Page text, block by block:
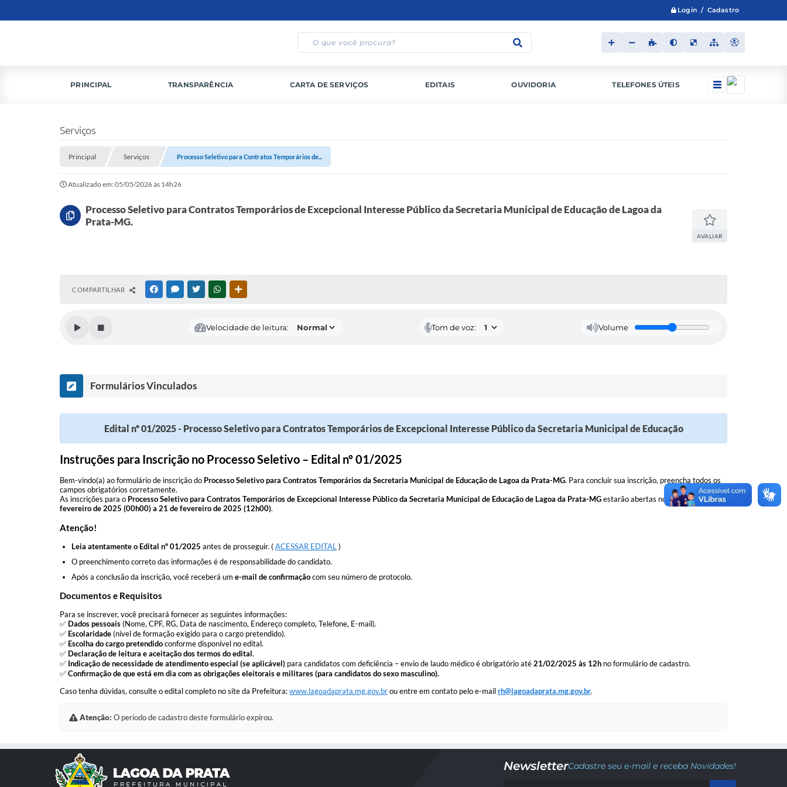
Login / Cadastro
PRINCIPAL TRANSPARÊNCIA CARTA DE SERVIÇOS EDITAIS OUVIDORIA TELEFONES ÚTEIS
Serviços
Principal Serviços Processo Seletivo para Contratos Temporários de...
Atualizado em: 05/05/2026 às 14h26
Processo Seletivo para Contratos Temporários de Excepcional Interesse Público da Secretaria Municipal de Educação de Lagoa da
Prata-MG.
AVALIAR
COMPARTILHAR FACEBOOKMESSENGER
TWITTERWHATSAPP
Velocidade de leitura: Tom de voz: Volume
Formulários Vinculados
Edital nº 01/2025 - Processo Seletivo para Contratos Temporários de Excepcional Interesse Público da Secretaria Municipal de Educação
Instruções para Inscrição no Processo Seletivo – Edital nº 01/2025
Bem-vindo(a) ao formulário de inscrição do Processo Seletivo para Contratos Temporários da Secretaria Municipal de Educação de Lagoa da Prata-MG. Para concluir sua inscrição, preencha todos os
campos obrigatórios corretamente.
As inscrições para o Processo Seletivo para Contratos Temporários de Excepcional Interesse Público da Secretaria Municipal de Educação de Lagoa da Prata-MGestarão abertas no período de18 de
fevereiro de 2025 (00h00) a 21 de fevereiro de 2025 (12h00).
Atenção!
Leia atentamente o Edital nº 01/2025 antes de prosseguir. (ACESSAR EDITAL )
O preenchimento correto das informações é de responsabilidade do candidato.
Após a conclusão da inscrição, você receberá um e-mail de confirmaçãocom seu número de protocolo.
Documentos e Requisitos
Para se inscrever, você precisará fornecer as seguintes informações:
✅ Dados pessoais(Nome, CPF, RG, Data de nascimento, Endereço completo, Telefone, E-mail).
✅ Escolaridade(nível de formação exigido para o cargo pretendido).
✅ Escolha do cargo pretendidoconforme disponível no edital.
✅ Declaração de leitura e aceitação dos termos do edital.
✅ Indicação de necessidade de atendimento especial (se aplicável) para candidatos com deficiência – envio de laudo médico é obrigatório até21/02/2025 às 12h no formulário de cadastro.
✅Confirmação de que está em dia com as obrigações eleitorais e militares (para candidatos do sexo masculino).
Caso tenha dúvidas, consulte o edital completo no site da Prefeitura:www.lagoadaprata.mg.gov.brou entre em contato pelo e-mailrh@lagoadaprata.mg.gov.br.
Atenção: O período de cadastro deste formulário expirou.
NewsletterCadastre seu e-mail e receba Novidades!